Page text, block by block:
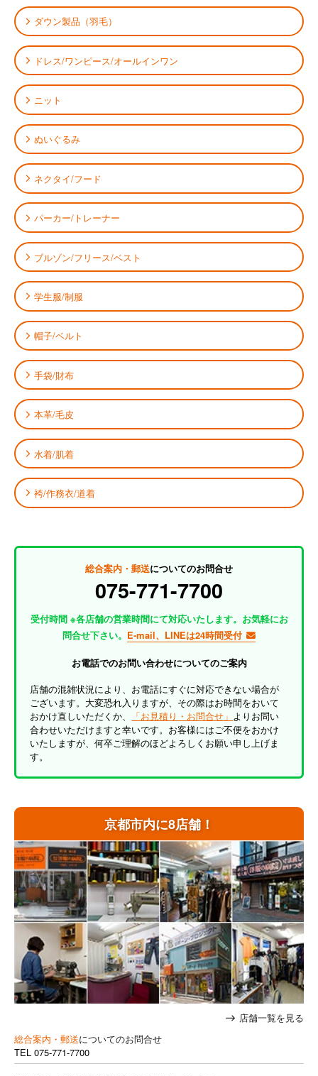
京都市内に8店舗！
店舗一覧を見る
総合案内・郵送についてのお問合せ
TEL 075-771-7700
ダウン製品（羽毛）
ドレス/ワンピース/オールインワン
ニット
ぬいぐるみ
ネクタイ/フード
パーカー/トレーナー
ブルゾン/フリース/ベスト
学生服/制服
帽子/ベルト
手袋/財布
本革/毛皮
水着/肌着
袴/作務衣/道着
総合案内・郵送についてのお問合せ
075-771-7700
受付時間 ※各店舗の営業時間にて対応いたします。お気軽にお
問合せ下さい。 E-mail、LINEは24時間受付
お電話でのお問い合わせについてのご案内
店舗の混雑状況により、お電話にすぐに対応できない場合が
ございます。大変恐れ入りますが、その際はお時間をおいて
おかけ直しいただくか、
「お見積り・お問合せ」 よりお問い
合わせいただけますと幸いです。お客様にはご不便をおかけ
いたしますが、何卒ご理解のほどよろしくお願い申し上げま
す。